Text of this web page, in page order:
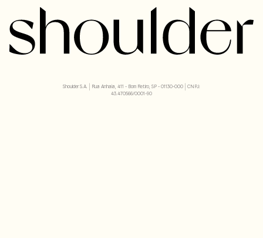
Shoulder S.A. | Rua Anhaia, 411 - Bom Retiro, SP - 01130-000 | CNPJ:
43.470566/0001-90